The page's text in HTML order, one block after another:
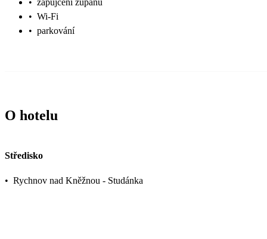
• Wi-Fi
• parkování
O hotelu
Středisko
• Rychnov nad Kněžnou - Studánka